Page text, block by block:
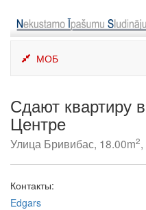
content
МОБ
Сдают квартиру
Центре
Улица Бривибас, 18.00m2
Контакты:
Edgars